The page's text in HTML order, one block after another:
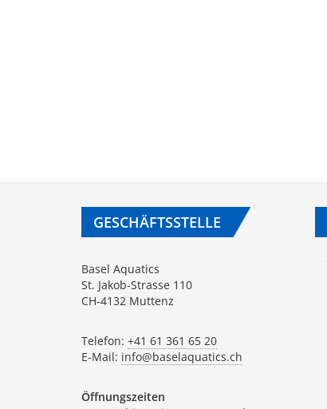
GESCHÄFTSSTELLE
Basel Aquatics
St. Jakob-Strasse 110
CH-4132 Muttenz
Telefon: +41 61 361 65 20
E-Mail: info@baselaquatics.ch
Öffnungszeiten